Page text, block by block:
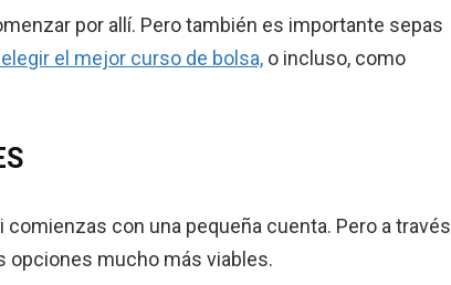
por allí. Pero también es importante sepas
el mejor curso de bolsa, o incluso, como
con una pequeña cuenta. Pero a través
mucho más viables.